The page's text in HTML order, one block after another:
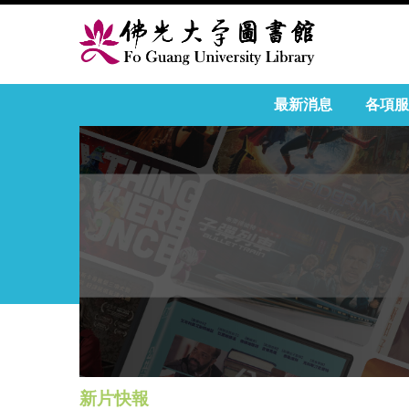
最新消息 各項
新片快報